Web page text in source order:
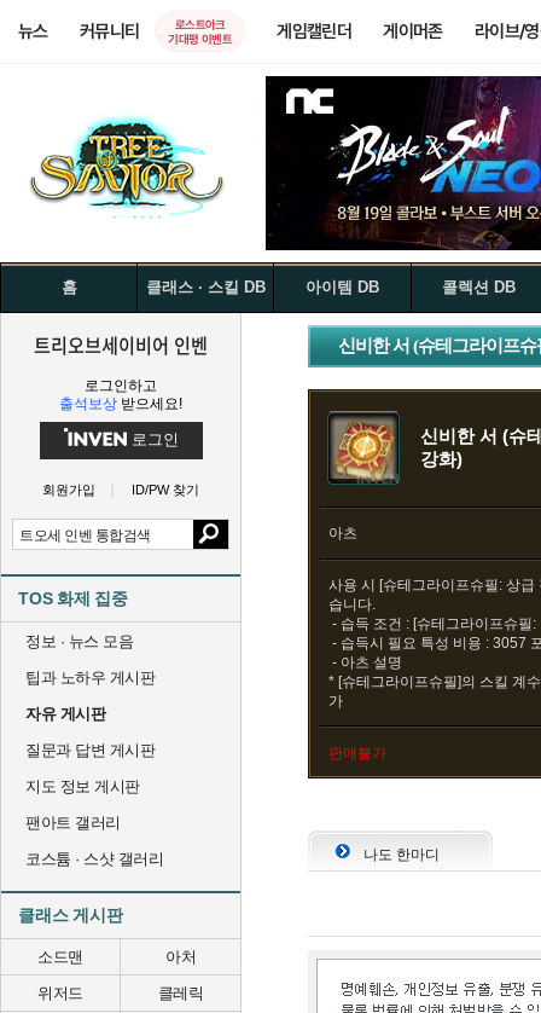
뉴스 커뮤니티
로스트아크
기대평 이벤트
게임캘린더 게이머존 라이브/
홈 클래스 · 스킬 DB 아이템 DB 콜렉션 DB
트리오브세이비어 인벤
로그인하고
출석보상 받으세요!
로그인
회원가입 ID/PW 찾기
TOS 화제 집중
정보 · 뉴스 모음
팁과 노하우 게시판
자유 게시판
질문과 답변 게시판
지도 정보 게시판
팬아트 갤러리
코스튬 · 스샷 갤러리
클래스 게시판
소드맨
아처
위저드
클레릭
신비한 서 (슈테그라이프슈
신비한 서 (슈
강화)
아츠
사용 시 [슈테그라이프슈필: 상급
습니다.
- 습득 조건 : [슈테그라이프슈필
- 습득시 필요 특성 비용 : 3057
- 아츠 설명
* [슈테그라이프슈필]의 스킬 계
가
판매불가
나도 한마디